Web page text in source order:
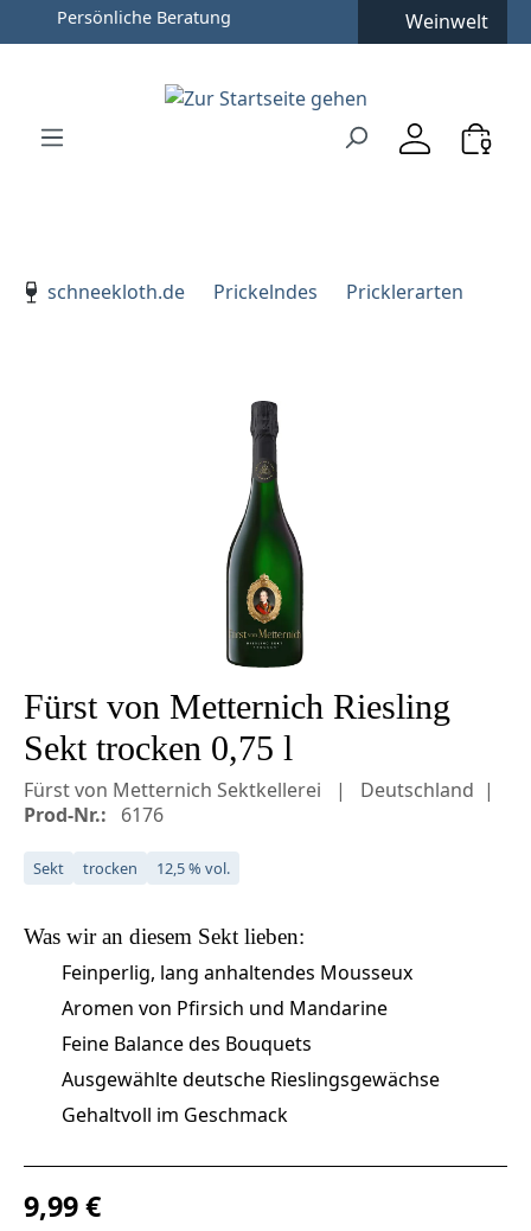
Zum Hauptinhalt springen
Zur Hauptnavigation springen
Weinwelt
schneekloth.de
Prickelndes Pricklerarten
Bildergalerie überspringen
Fürst von Metternich Riesling
Sekt trocken 0,75 l
Fürst von Metternich Sektkellerei
Deutschland
Prod-Nr.:
6176
Sekt trocken 12,5 % vol.
Was wir an diesem Sekt lieben:
Feinperlig, lang anhaltendes Mousseux
Aromen von Pfirsich und Mandarine
Feine Balance des Bouquets
Ausgewählte deutsche Rieslingsgewächse
Gehaltvoll im Geschmack
Regulärer Preis:
9,99 €